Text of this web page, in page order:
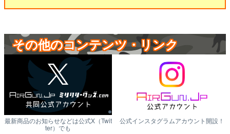
その他のコンテンツ・リンク
最新商品のお知らせなどは公式X（Twit
ter）でも
公式インスタグラムアカウント開設！